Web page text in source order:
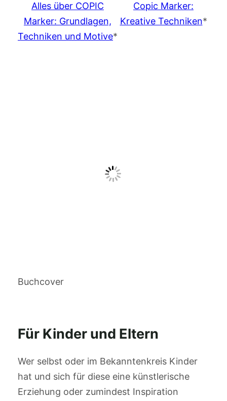
Alles über COPIC
Marker: Grundlagen,
Techniken und Motive*
Copic Marker:
Kreative Techniken*
Buchcover
Für Kinder und Eltern
Wer selbst oder im Bekanntenkreis Kinder
hat und sich für diese eine künstlerische
Erziehung oder zumindest Inspiration